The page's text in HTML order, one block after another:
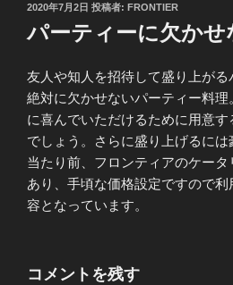
投
日:
2020年7月2日 投稿者: FRONTIER
パーティーに欠かせ
友人や知人を招待して盛り上が
絶対に欠かせないパーティー料理
に喜んでいただけるために用意
でしょう。さらに盛り上げるに
当たり前、フロンティアのケー
あり、手頃な価格設定ですので
容となっています。
コメントを残す